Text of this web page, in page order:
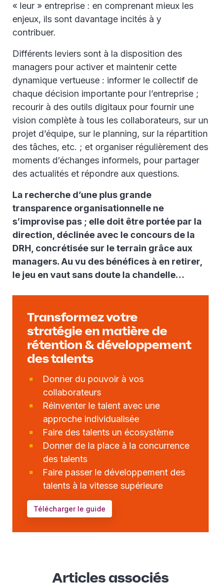
« leur » entreprise : en comprenant mieux les
enjeux, ils sont davantage incités à y
contribuer.
Différents leviers sont à la disposition des
managers pour activer et maintenir cette
dynamique vertueuse : informer le collectif de
chaque décision importante pour l’entreprise ;
recourir à des outils digitaux pour fournir une
vision complète à tous les collaborateurs, sur un
projet d’équipe, sur le planning, sur la répartition
des tâches, etc. ; et organiser régulièrement des
moments d’échanges informels, pour partager
des actualités et répondre aux questions.
La recherche d’une plus grande
transparence organisationnelle ne
s’improvise pas ; elle doit être portée par la
direction, déclinée avec le concours de la
DRH, concrétisée sur le terrain grâce aux
managers. Au vu des bénéfices à en retirer,
le jeu en vaut sans doute la chandelle…
Transformez votre
stratégie en matière de
rétention & développement
des talents
Donner du pouvoir à vos
collaborateurs
Réinventer le talent avec une
approche individualisée
Faire des talents un écosystème
Donner de la place à la concurrence
des talents
Faire passer le développement des
talents à la vitesse supérieure
Télécharger le guide
Articles associés